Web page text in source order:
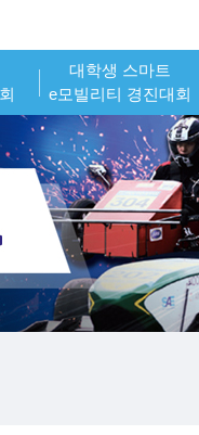
대학생 스마트
e모빌리티 경진대회
대회개요
대회일정
참가신청
시상내역
참가팀 엔트리